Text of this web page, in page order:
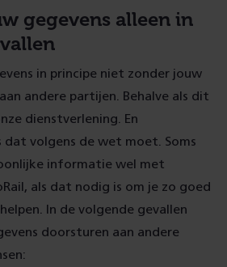
gegevens alleen in
in principe niet zonder jouw
andere partijen. Behalve als dit
dienstverlening. En
dat volgens de wet moet. Soms
informatie wel met
als dat nodig is om je zo goed
In de volgende gevallen
doorsturen aan andere